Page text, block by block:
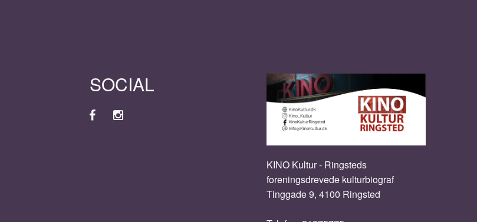
SOCIAL
KINO Kultur - Ringsteds
foreningsdrevede kulturbiograf
Tinggade 9, 4100 Ringsted